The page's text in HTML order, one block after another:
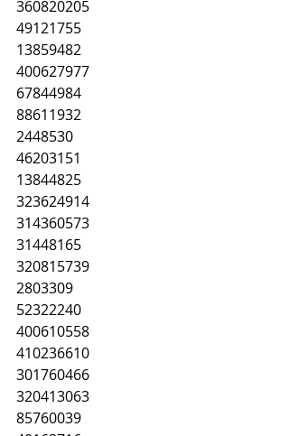
360820205
49121755
13859482
400627977
67844984
88611932
2448530
46203151
13844825
323624914
314360573
31448165
320815739
2803309
52322240
400610558
410236610
301760466
320413063
85760039